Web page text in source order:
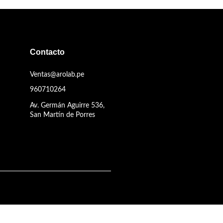
Contacto
Ventas@arolab.pe
960710264
Av. Germán Aguirre 536,
San Martín de Porres